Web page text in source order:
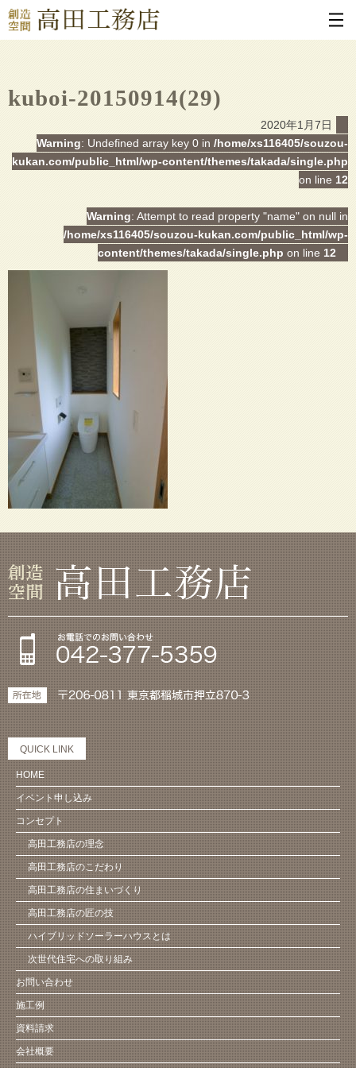
kuboi-20150914(29)
2020年1月7日
Warning: Undefined array key 0 in /home/xs116405/souzou-
kukan.com/public_html/wp-content/themes/takada/single.php
on line 12
Warning: Attempt to read property "name" on null in
/home/xs116405/souzou-kukan.com/public_html/wp-
content/themes/takada/single.php on line 12
QUICK LINK
HOME
イベント申し込み
コンセプト
高田工務店の理念
高田工務店のこだわり
高田工務店の住まいづくり
高田工務店の匠の技
ハイブリッドソーラーハウスとは
次世代住宅への取り組み
お問い合わせ
施工例
資料請求
会社概要